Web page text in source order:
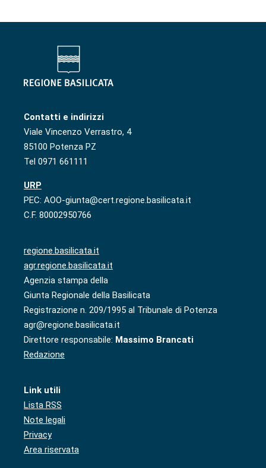
Contatti e indirizzi
Viale Vincenzo Verrastro, 4
85100 Potenza PZ
Tel 0971 661111
URP
PEC: AOO-giunta@cert.regione.basilicata.it
C.F. 80002950766
regione.basilicata.it
agr.regione.basilicata.it
Agenzia stampa della
Giunta Regionale della Basilicata
Registrazione n. 209/1995 al Tribunale di Potenza
agr@regione.basilicata.it
Direttore responsabile: Massimo Brancati
Redazione
Link utili
Lista RSS
Note legali
Privacy
Area riservata